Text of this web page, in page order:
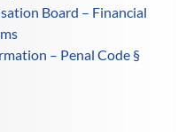
Board – Financial
– Penal Code §